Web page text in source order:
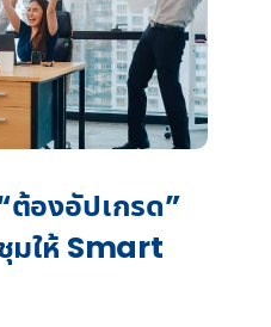
ต้องอัปเกรด”
มให้ Smart